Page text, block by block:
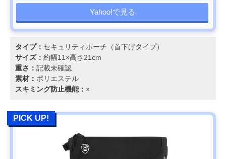
Yahoo!で見る
タイプ： セキュリティポーチ（首下げタイプ）
サイズ： 約幅11×高さ21cm
重さ： 記載未確認
素材： ポリエステル
スキミング防止機能： ×
PICK UP!